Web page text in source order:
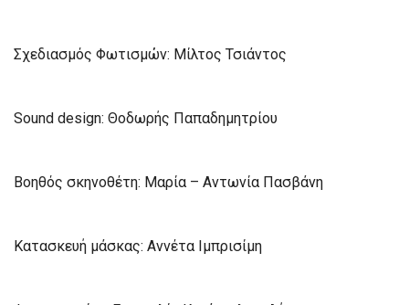
Σχεδιασμός Φωτισμών: Μίλτος Τσιάντος
Sound design: Θοδωρής Παπαδημητρίου
Βοηθός σκηνοθέτη: Μαρία – Αντωνία Πασβάνη
Κατασκευή μάσκας: Αννέτα Ιμπρισίμη